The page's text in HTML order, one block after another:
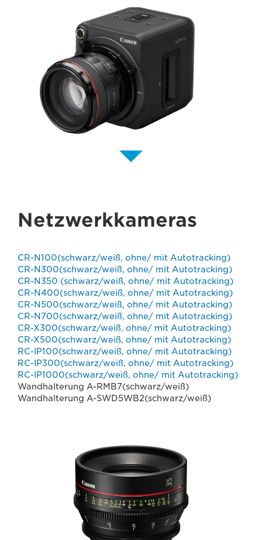
Netzwerkkameras
CR-N100(schwarz/weiß, ohne/ mit Autotracking)
CR-N300(schwarz/weiß, ohne/ mit Autotracking)
CR-N350 (schwarz/weiß, ohne/ mit Autotracking)
CR-N400(schwarz/weiß, ohne/ mit Autotracking)
CR-N500(schwarz/weiß, ohne/ mit Autotracking)
CR-N700(schwarz/weiß, ohne/ mit Autotracking)
CR-X300(schwarz/weiß, ohne/ mit Autotracking)
CR-X500(schwarz/weiß, ohne/ mit Autotracking)
RC-IP100(schwarz/weiß, ohne/ mit Autotracking)
RC-IP300(schwarz/weiß, ohne/ mit Autotracking)
RC-IP1000(schwarz/weiß, ohne/ mit Autotracking)
Wandhalterung A-RMB7(schwarz/weiß)
Wandhalterung A-SWD5WB2(schwarz/weiß)